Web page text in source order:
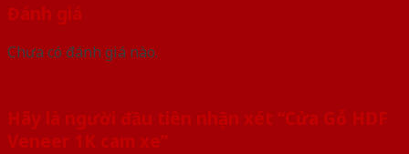
Đánh giá
Chưa có đánh giá nào.
Hãy là người đầu tiên nhận xét “Cửa Gỗ HDF
Veneer 1K cam xe”